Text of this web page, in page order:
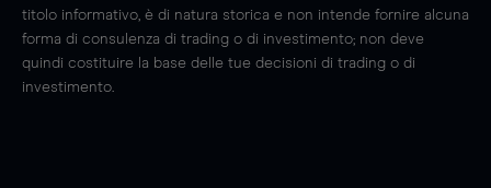
titolo informativo, è di natura storica e non intende fornire alcuna
forma di consulenza di trading o di investimento; non deve
quindi costituire la base delle tue decisioni di trading o di
investimento.